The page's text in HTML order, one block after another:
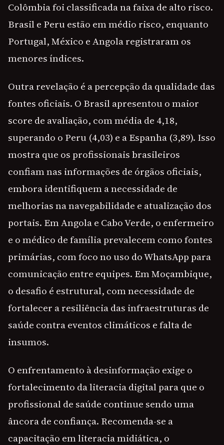
Colômbia foi classificada na faixa de alto risco.
Brasil e Peru estão em médio risco, enquanto
Portugal, México e Angola registraram os
menores índices.
Outra revelação é a percepção da qualidade das
fontes oficiais. O Brasil apresentou o maior
score de avaliação, com média de 4,18,
superando o Peru (4,03) e a Espanha (3,89). Isso
mostra que os profissionais brasileiros
confiam nas informações de órgãos oficiais,
embora identifiquem a necessidade de
melhorias na navegabilidade e atualização dos
portais. Em Angola e Cabo Verde, o enfermeiro
e o médico de família prevalecem como fontes
primárias, com foco no uso do WhatsApp para
comunicação entre equipes. Em Moçambique,
o desafio é estrutural, com necessidade de
fortalecer a resiliência das infraestruturas de
saúde contra eventos climáticos e falta de
insumos.
O enfrentamento à desinformação exige o
fortalecimento da literacia digital para que o
profissional de saúde continue sendo uma
âncora de confiança. Recomenda-se a
capacitação em literacia midiática, o